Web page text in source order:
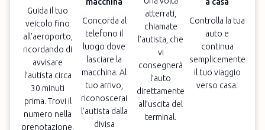
Guida il tuo
veicolo fino
all'aeroporto,
ricordando di
avvisare
l’autista circa
30 minuti
prima. Trovi il
numero nella
prenotazione.
Concorda al
telefono il
luogo dove
lasciare la
macchina. Al
tuo arrivo,
riconoscerai
l’autista dalla
divisa
atterrati,
chiamate
l’autista, che
vi
consegnerà
l’auto
direttamente
all’uscita del
terminal.
Controlla la tua
auto e
continua
semplicemente
il tuo viaggio
verso casa.